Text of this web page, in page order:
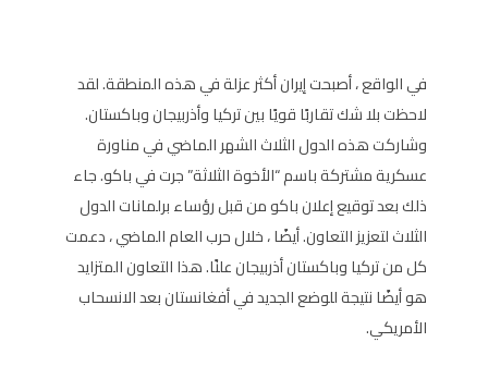
في الواقع ، أصبحت إيران أكثر عزلة في هذه المنطقة. لقد
لاحظت بلا شك تقاربًا قويًا بين تركيا وأذربيجان وباكستان.
وشاركت هذه الدول الثلاث الشهر الماضي في مناورة
عسكرية مشتركة باسم “الأخوة الثلاثة” جرت في باكو. جاء
ذلك بعد توقيع إعلان باكو من قبل رؤساء برلمانات الدول
الثلاث لتعزيز التعاون. أيضًا ، خلال حرب العام الماضي ، دعمت
كل من تركيا وباكستان أذربيجان علنًا. هذا التعاون المتزايد
هو أيضًا نتيجة للوضع الجديد في أفغانستان بعد الانسحاب
الأمريكي.